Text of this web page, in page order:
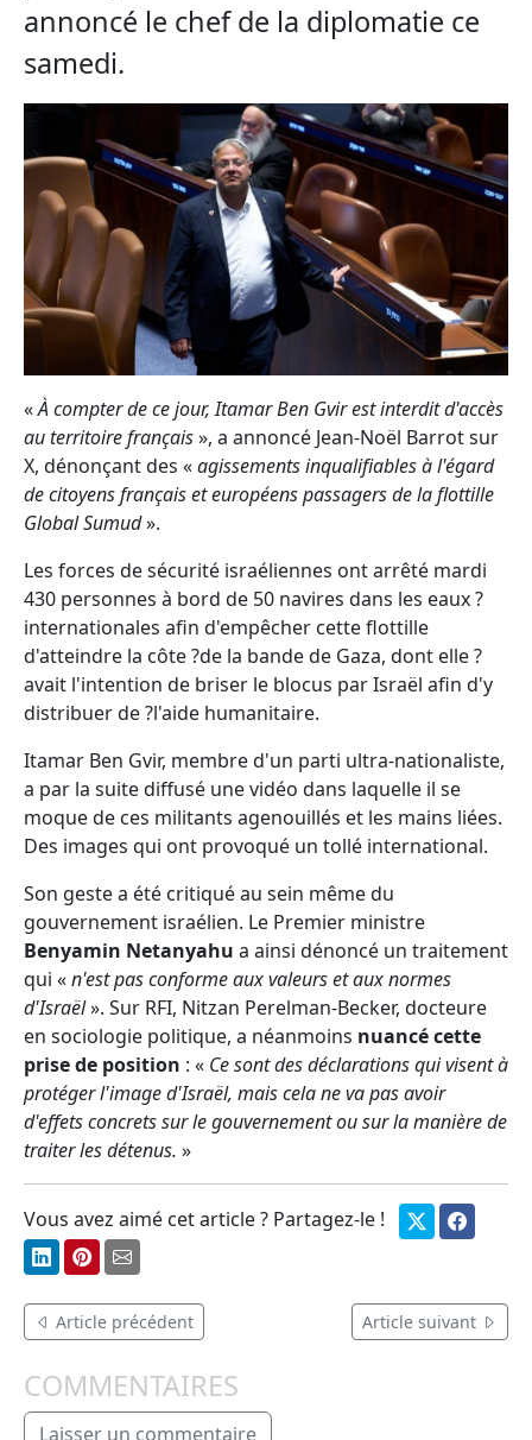
annoncé le chef de la diplomatie ce
samedi.
«À compter de ce jour, Itamar Ben Gvir est interdit d'accès
au territoire français», a annoncé Jean-Noël Barrot sur
X, dénonçant des «agissements inqualifiables à l'égard
de citoyens français et européens passagers de la flottille
Global Sumud».
Les forces de sécurité israéliennes ont arrêté mardi
430 personnes à bord de 50 navires dans les eaux ?
internationales afin d'empêcher cette flottille
d'atteindre la côte ?de la bande de Gaza, dont elle ?
avait l'intention de briser le blocus par Israël afin d'y
distribuer de ?l'aide humanitaire.
Itamar Ben Gvir, membre d'un parti ultra-nationaliste,
a par la suite diffusé une vidéo dans laquelle il se
moque de ces militants agenouillés et les mains liées.
Des images qui ont provoqué un tollé international.
Son geste a été critiqué au sein même du
gouvernement israélien. Le Premier ministre
Benyamin Netanyahu a ainsi dénoncé un traitement
qui «n'est pas conforme aux valeurs et aux normes
d'Israël». Sur RFI, Nitzan Perelman-Becker, docteure
en sociologie politique, a néanmoins nuancé cette
prise de position : « Ce sont des déclarations qui visent à
protéger l'image d'Israël, mais cela ne va pas avoir
d'effets concrets sur le gouvernement ou sur la manière de
traiter les détenus. »
Vous avez aimé cet article ? Partagez-le !
Article précédent Article suivant
COMMENTAIRES
Laisser un commentaire